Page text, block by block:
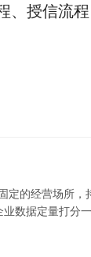
、授信流
的经营场所，
数据定量打分